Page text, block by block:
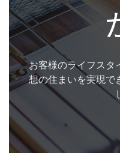
お客様のライフスタ
想の住まいを実現で